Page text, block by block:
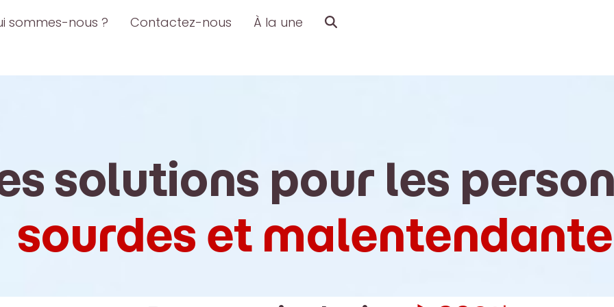
sommes-nous ? Contactez-nous À la une
solutions pour les
sourdes et